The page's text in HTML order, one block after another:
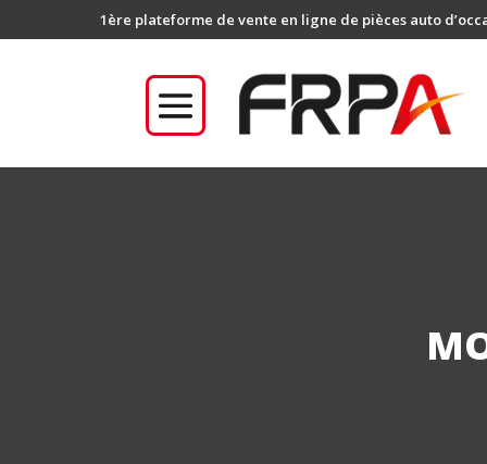
1ère plateforme de vente en ligne de pièces auto